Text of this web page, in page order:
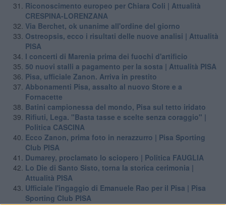
Riconoscimento europeo per Chiara Coli | Attualità
CRESPINA-LORENZANA
Via Berchet, ok unanime all'ordine del giorno
Ostreopsis, ecco i risultati delle nuove analisi | Attualità
PISA
I concerti di Marenia prima dei fuochi d'artificio
50 nuovi stalli a pagamento per la sosta | Attualità PISA
Pisa, ufficiale Zanon. Arriva in prestito
Abbonamenti Pisa, assalto al nuovo Store e a
Fornacette
Batini campionessa del mondo, Pisa sul tetto iridato
Rifiuti, Lega. "Basta tasse e scelte senza coraggio" |
Politica CASCINA
Ecco Zanon, prima foto in nerazzurro | Pisa Sporting
Club PISA
Dumarey, proclamato lo sciopero | Politica FAUGLIA
Lo Die di Santo Sisto, torna la storica cerimonia |
Attualità PISA
Ufficiale l'ingaggio di Emanuele Rao per il Pisa | Pisa
Sporting Club PISA